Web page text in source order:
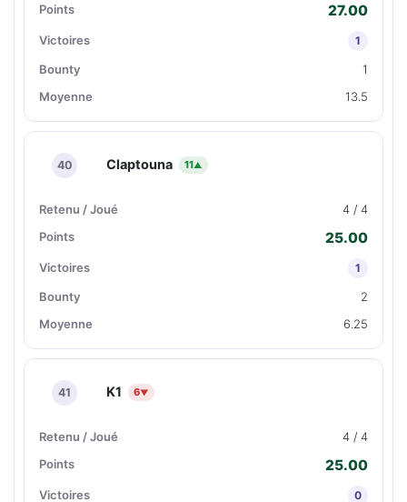
27.00
1
1
13.5
40 Claptouna 11▲
4 / 4
25.00
1
2
6.25
41 K1 6▼
4 / 4
25.00
0